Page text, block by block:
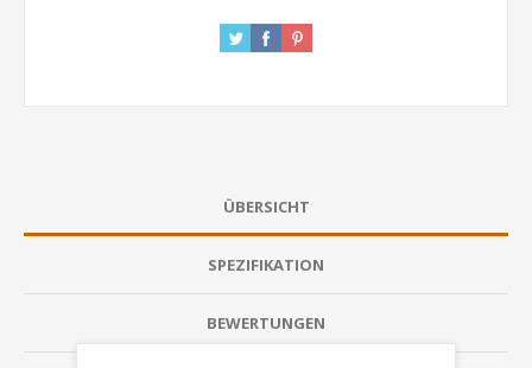
ÜBERSICHT
SPEZIFIKATION
BEWERTUNGEN